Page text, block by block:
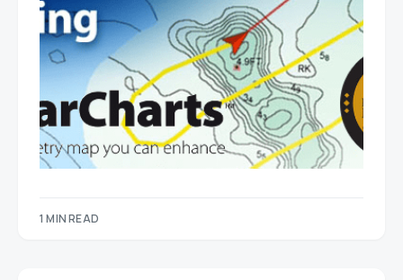
1 MIN READ